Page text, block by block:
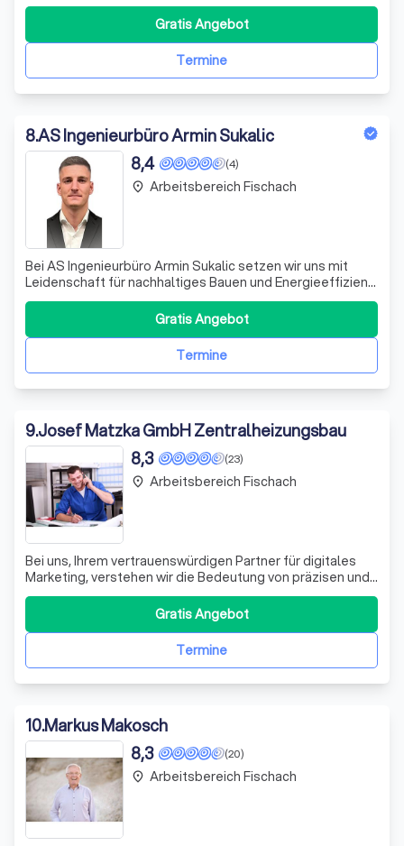
maximieren und nachhaltige Lösungen für Ihr Zuhause
oder Ihr Unternehmen zu bieten. Als erfahrene
Energieeffizienzexpertin für Nichtwohngebäude und
Wohngebäude biete ich umfassende Dienstleistungen, d
Termine
Gratis Angebot
8.AS Ingenieurbüro Armin Sukalic
(4)
8,4
Bei AS Ingenieurbüro Armin Sukalic setzen wir uns mit
Leidenschaft für nachhaltiges Bauen und Energieeffizienz
ein. Unser Gründer, Armin Sukalic, bringt sein
umfassendes Wissen und seine Expertise in
"Energieeffizientes Planen und Bauen" in jedes Projekt ein.
Wir spezialisieren uns darauf, unseren K
Termine
Gratis Angebot
place Arbeitsbereich Fischach
9.Josef Matzka GmbH Zentralheizungsbau
(23)
8,3
Bei uns, Ihrem vertrauenswürdigen Partner für digitales
Marketing, verstehen wir die Bedeutung von präzisen und
effektiven Online-Strategien. Unsere Expertise in der
Nutzung von Statistik- und Marketing-Cookies, wie
Google Analytics, Adobe Analytics und Facebook Pixel,
ermöglicht es uns, tiefgreifen
Termine
Gratis Angebot
place Arbeitsbereich Fischach
10.Markus Makosch
(20)
8,3
place Arbeitsbereich Fischach